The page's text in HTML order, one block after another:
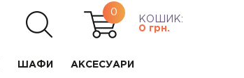
0
КОШИК:
0 грн.
ШАФИ АКСЕСУАРИ